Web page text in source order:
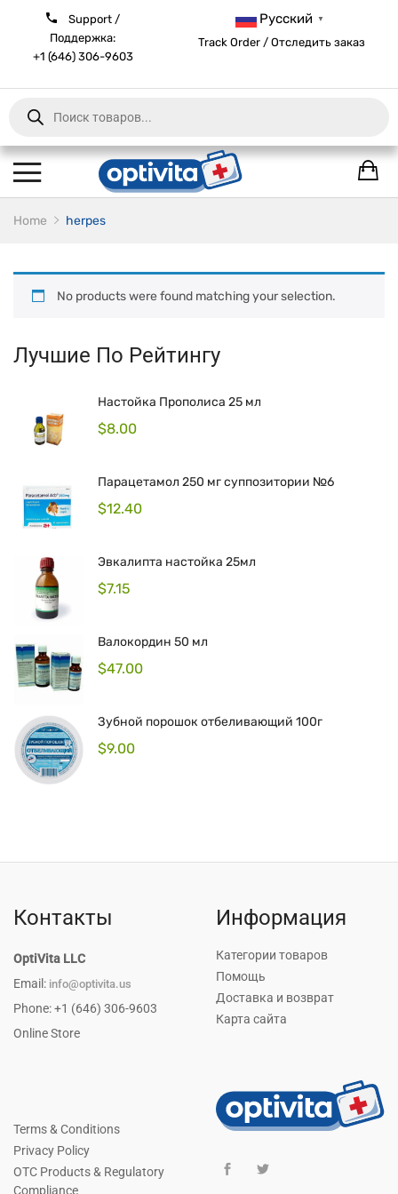
Support /
Поддержка:
+1 (646) 306-9603
Русский ▼
Track Order / Отследить заказ
Products
search
Home herpes
No products were found matching your selection.
Лучшие По Рейтингу
Настойка Прополиса 25 мл
$8.00
Парацетамол 250 мг суппозитории №6
$12.40
Эвкалипта настойка 25мл
$7.15
Валокордин 50 мл
$47.00
Зубной порошок отбеливающий 100г
$9.00
Контакты
OptiVita LLC
Email: info@optivita.us
Phone: +1 (646) 306-9603
Online Store
Информация
Категории товаров
Помощь
Доставка и возврат
Карта сайта
Terms & Conditions
Privacy Policy
OTC Products & Regulatory
Compliance